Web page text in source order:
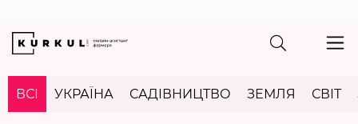
ВСІ УКРАЇНА САДІВНИЦТВО ЗЕМЛЯ СВІТ